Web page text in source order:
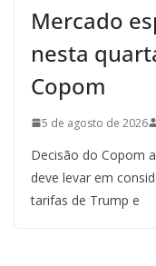
Mercado
nesta
Copom
5 de agosto de 2026
Decisão do Copom
deve levar em
tarifas de Trump e